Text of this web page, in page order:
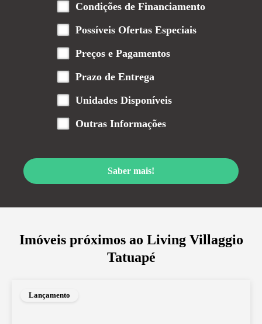
Condições de Financiamento
Possíveis Ofertas Especiais
Preços e Pagamentos
Prazo de Entrega
Unidades Disponíveis
Outras Informações
Saber mais!
Imóveis próximos ao Living Villaggio
Tatuapé
Lançamento